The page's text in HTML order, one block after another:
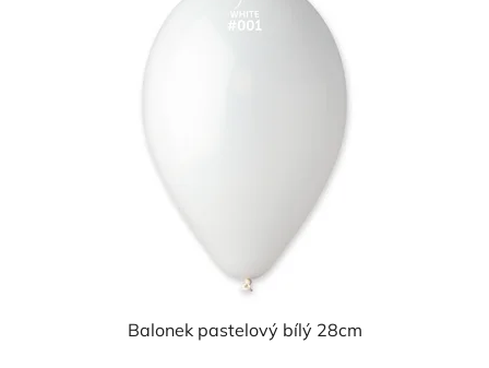
Balonek pastelový bílý 28cm